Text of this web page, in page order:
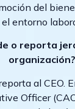
del
el entorno
o reporta
organización?
al CEO.
Officer